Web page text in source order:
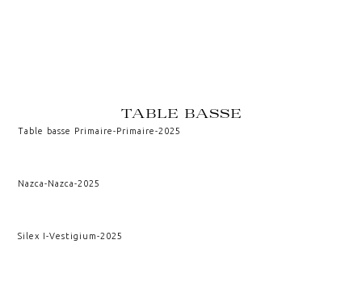
TABLE BASSE
Table basse Primaire-Primaire-2025
Nazca-Nazca-2025
Silex I-Vestigium-2025